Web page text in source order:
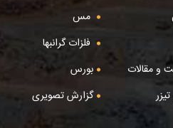
مس
فلزات گرانبها
و مقالات
بورس
گزارش تصویری